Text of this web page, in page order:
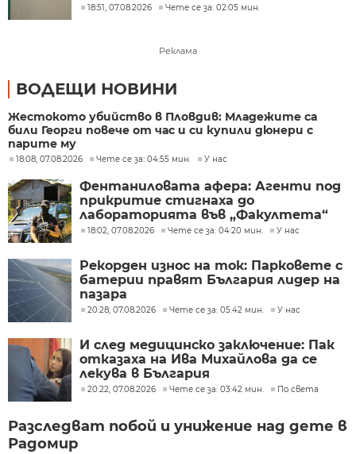
18:51, 07.08.2026 Чете се за: 02:05 мин.
Реклама
ВОДЕЩИ НОВИНИ
Жестокото убийство в Пловдив: Младежите са
били Георги повече от час и си купили дюнери с
парите му
18:08, 07.08.2026 Чете се за: 04:55 мин. У нас
Фентаниловата афера: Агенти под
прикритие стигнаха до
лабораторията във „Факултета“
18:02, 07.08.2026 Чете се за: 04:20 мин. У нас
Рекорден износ на ток: Парковете с
батерии правят България лидер на
пазара
20:28, 07.08.2026 Чете се за: 05:42 мин. У нас
И след медицинско заключение: Пак
отказаха на Ива Михайлова да се
лекува в България
20:22, 07.08.2026 Чете се за: 03:42 мин. По света
Разследват побой и унижение над дете в
Радомир